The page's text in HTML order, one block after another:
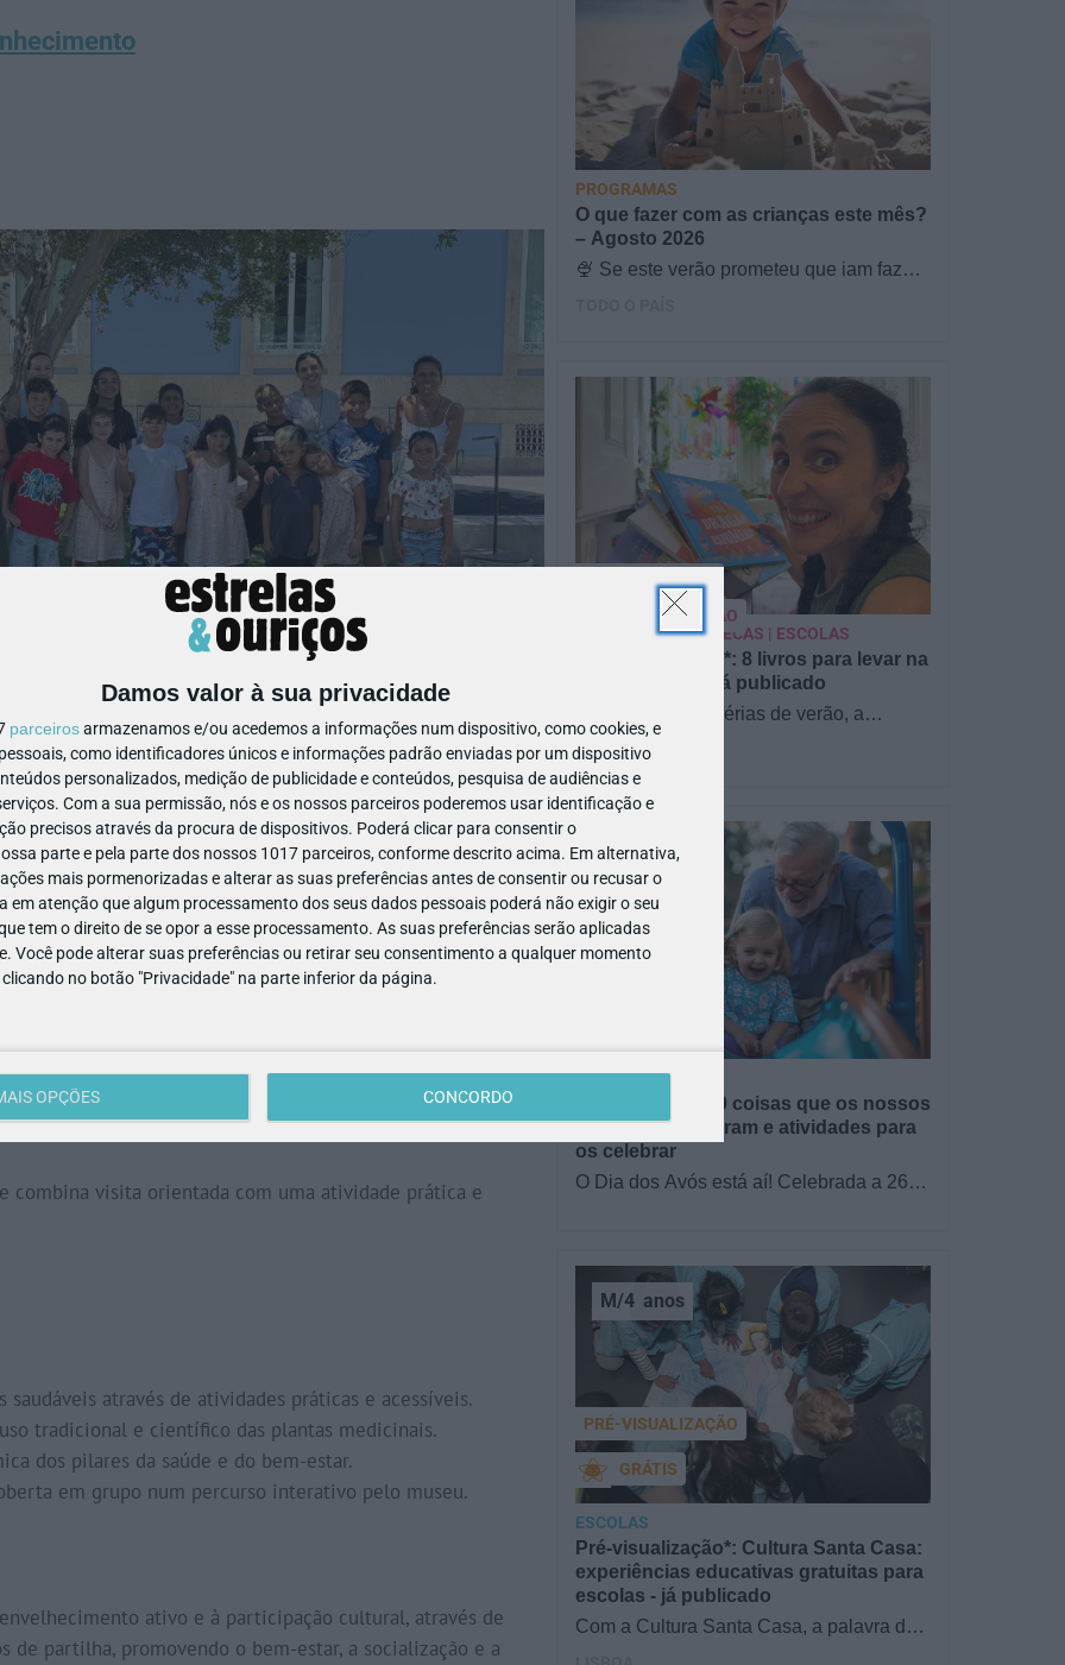
Damos valor à sua privacidade
parceirosarmazenamos e/ou acedemos a informações num dispositivo, como cookies, e
como identificadores únicos e informações padrão enviadas por um dispositivo
personalizados, medição de publicidade e conteúdos, pesquisa de audiências e
Com a sua permissão, nós e os nossos parceiros poderemos usar identificação e
precisos através da procura de dispositivos. Poderá clicar para consentir o
parte e pela parte dos nossos 1017 parceiros, conforme descrito acima. Em alternativa,
mais pormenorizadas e alterar as suas preferências antes de consentir ou recusar o
em atenção que algum processamento dos seus dados pessoais poderá não exigir o seu
tem o direito de se opor a esse processamento. As suas preferências serão aplicadas
Você pode alterar suas preferências ou retirar seu consentimento a qualquer momento
no botão "Privacidade" na parte inferior da página.
OPÇÕES CONCORDO
jovens, famílias e grupos a participar em experiências
e descoberta, num ambiente acessível, participativo e
de férias promovidos pelos ATLs, CATLs, Centros de Estudo e
para estimular a curiosidade, promover o bem-estar e
explorando a história da medicina, da saúde e dos estilos
combina visita orientada com uma atividade prática e
através de atividades práticas e acessíveis.
tradicional e científico das plantas medicinais.
dos pilares da saúde e do bem-estar.
em grupo num percurso interativo pelo museu.
ativo e à participação cultural, através de
partilha, promovendo o bem-estar, a socialização e a
O que fazer com as crianças este mês?
– Agosto 2026
🍨 Se este verão prometeu que iam fazer
PROGRAMAS
Pré-visualização*: 8 livros para levar na
mala de férias - já publicado
Para celebrar as férias de verão, a
Estrelas & Ouriços fez uma parceria com
a Sofia Vieira, da livraria…
PARA BEBÉS
PRÉ-VISUALIZAÇÃO
CONTOS E BIBLIOTECAS | ESCOLAS
Dia dos Avós: 10 coisas que os nossos
avós nos ensinaram e atividades para
os celebrar
O Dia dos Avós está aí! Celebrada a 26
BRINCAR
Pré-visualização*: Cultura Santa Casa:
experiências educativas gratuitas para
escolas - já publicado
Com a Cultura Santa Casa, a palavra de
M/4 anos
GRÁTIS
PRÉ-VISUALIZAÇÃO
ESCOLAS